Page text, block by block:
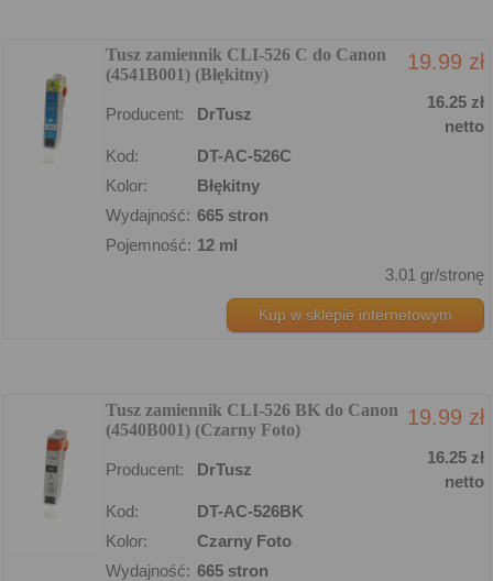
Tusz zamiennik CLI-526 C do Canon
(4541B001) (Błękitny)
19.99 zł
Producent: DrTusz
16.25 zł
netto
Kod:
DT-AC-526C
Kolor:
Błękitny
Wydajność: 665 stron
Pojemność: 12 ml
3.01 gr/stronę
Kup w sklepie internetowym
Tusz zamiennik CLI-526 BK do Canon
(4540B001) (Czarny Foto)
19.99 zł
Producent: DrTusz
16.25 zł
netto
Kod:
DT-AC-526BK
Kolor:
Czarny Foto
Wydajność: 665 stron